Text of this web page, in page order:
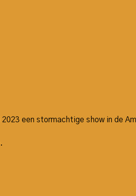
een stormachtige show in de